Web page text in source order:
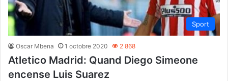
Sport
Oscar Mbena 1 octobre 2020 2 868
Atletico Madrid: Quand Diego Simeone
encense Luis Suarez